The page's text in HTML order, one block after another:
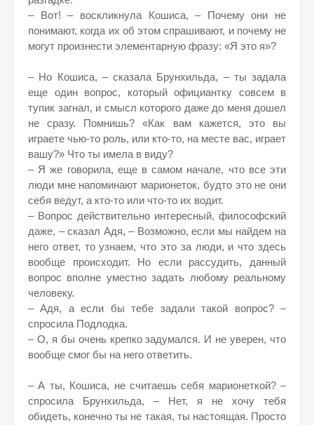
– Вот! – воскликнула Кошиса, – Почему они не
понимают, когда их об этом спрашивают, и почему не
могут произнести элементарную фразу: «Я это я»?
– Но Кошиса, – сказала Брунхильда, – ты задала
еще один вопрос, который официантку совсем в
тупик загнал, и смысл которого даже до меня дошел
не сразу. Помнишь? «Как вам кажется, это вы
играете чью-то роль, или кто-то, на месте вас, играет
вашу?» Что ты имела в виду?
– Я же говорила, еще в самом начале, что все эти
люди мне напоминают марионеток, будто это не они
себя ведут, а кто-то или что-то их водит.
– Вопрос действительно интересный, философский
даже, – сказал Адя, – Возможно, если мы найдем на
него ответ, то узнаем, что это за люди, и что здесь
вообще происходит. Но если рассудить, данный
вопрос вполне уместно задать любому реальному
человеку.
– Адя, а если бы тебе задали такой вопрос? –
спросила Подлодка.
– О, я бы очень крепко задумался. И не уверен, что
вообще смог бы на него ответить.
– А ты, Кошиса, не считаешь себя марионеткой? –
спросила Брунхильда, – Нет, я не хочу тебя
обидеть, конечно ты не такая, ты настоящая. Просто